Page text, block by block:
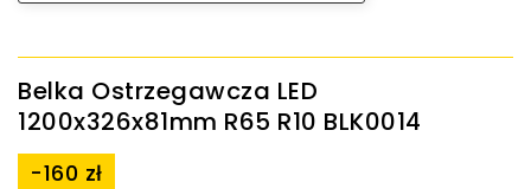
Belka Ostrzegawcza LED
1200x326x81mm R65 R10 BLK0014
-160 zł